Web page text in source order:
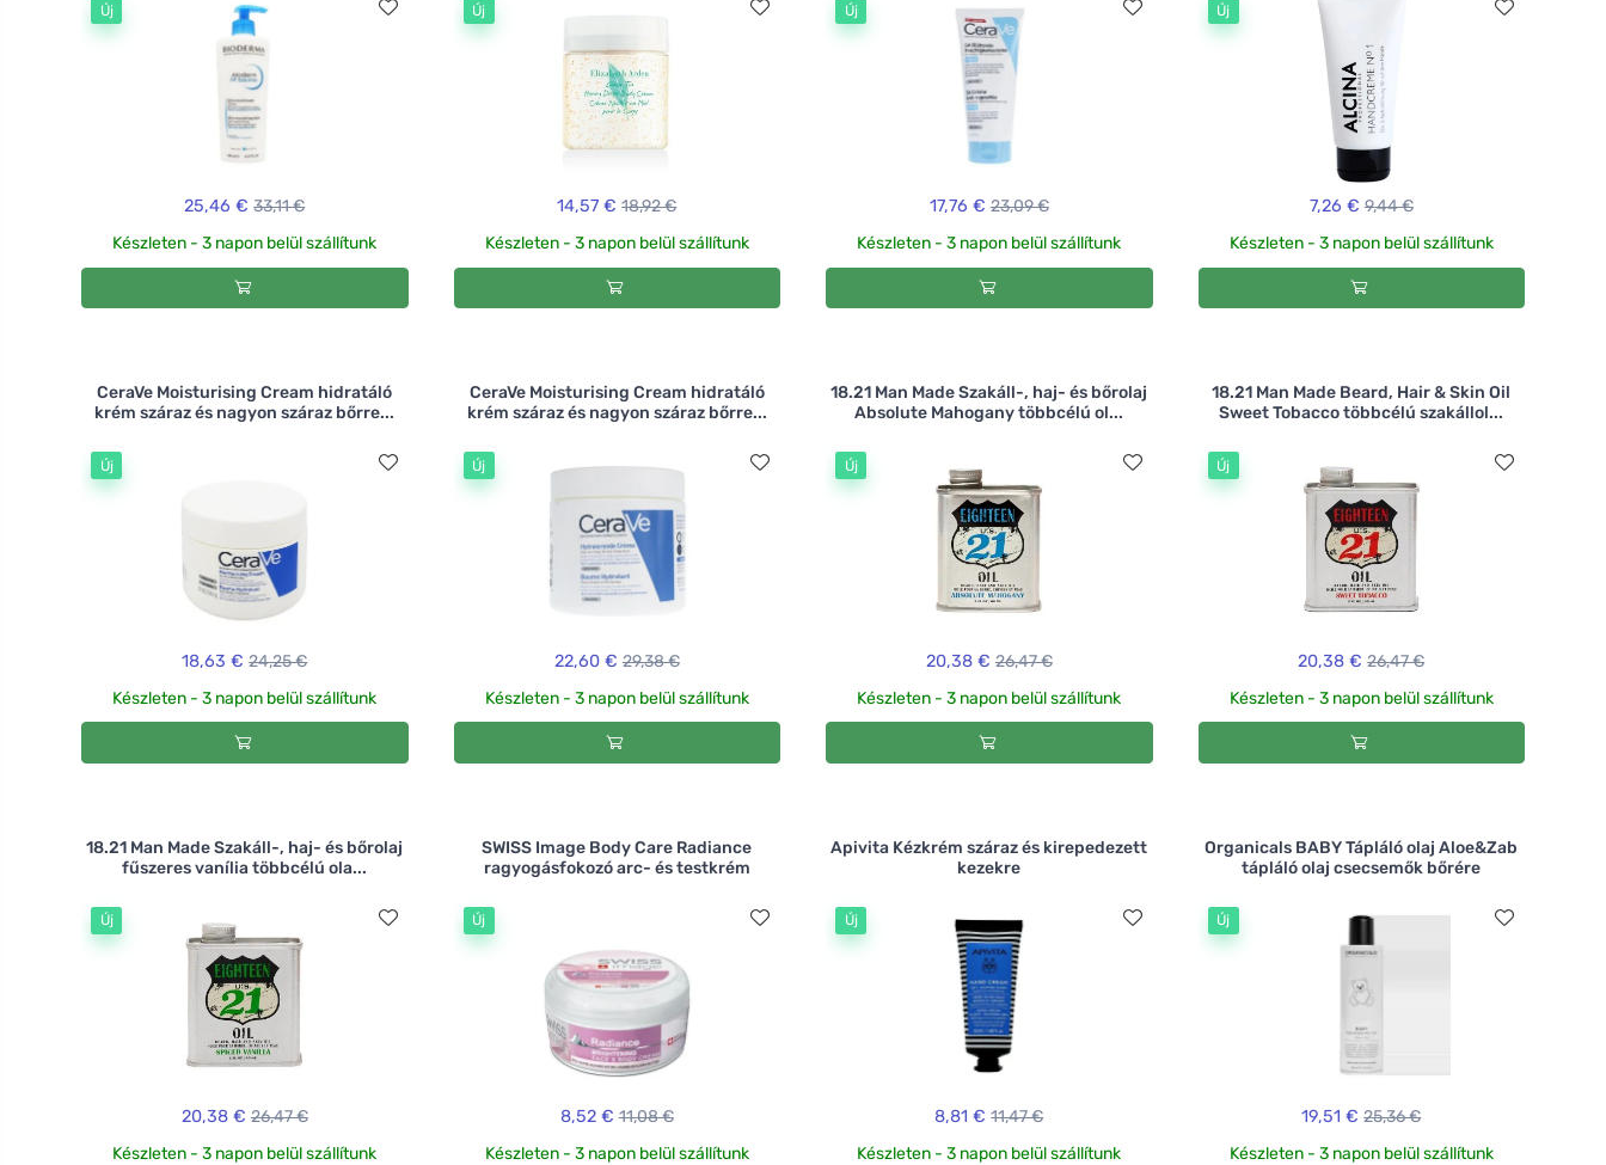
Új
25,46 € 33,11 €
Készleten - 3 napon belül szállítunk
Új
14,57 € 18,92 €
Készleten - 3 napon belül szállítunk
Új
17,76 € 23,09 €
Készleten - 3 napon belül szállítunk
Új
7,26 € 9,44 €
Készleten - 3 napon belül szállítunk
CeraVe Moisturising Cream hidratáló
krém száraz és nagyon száraz bőrre...
Új
18,63 € 24,25 €
Készleten - 3 napon belül szállítunk
CeraVe Moisturising Cream hidratáló
krém száraz és nagyon száraz bőrre...
Új
22,60 € 29,38 €
Készleten - 3 napon belül szállítunk
18.21 Man Made Szakáll-, haj- és bőrolaj
Absolute Mahogany többcélú ol...
Új
20,38 € 26,47 €
Készleten - 3 napon belül szállítunk
18.21 Man Made Beard, Hair & Skin Oil
Sweet Tobacco többcélú szakállol...
Új
20,38 € 26,47 €
Készleten - 3 napon belül szállítunk
18.21 Man Made Szakáll-, haj- és bőrolaj
fűszeres vanília többcélú ola...
Új
20,38 € 26,47 €
Készleten - 3 napon belül szállítunk
SWISS Image Body Care Radiance
ragyogásfokozó arc- és testkrém
Új
8,52 € 11,08 €
Készleten - 3 napon belül szállítunk
Apivita Kézkrém száraz és kirepedezett
kezekre
Új
8,81 € 11,47 €
Készleten - 3 napon belül szállítunk
Organicals BABY Tápláló olaj Aloe&Zab
tápláló olaj csecsemők bőrére
Új
19,51 € 25,36 €
Készleten - 3 napon belül szállítunk